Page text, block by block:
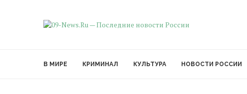
В МИРЕ КРИМИНАЛ КУЛЬТУРА НОВОСТИ РОССИИ